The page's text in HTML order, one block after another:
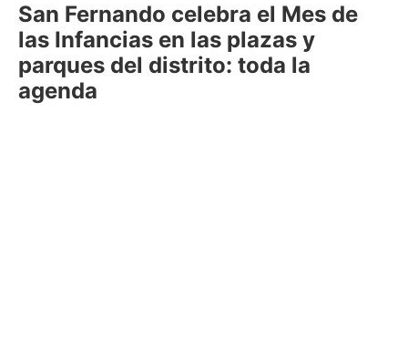
San Fernando celebra el Mes de
las Infancias en las plazas y
parques del distrito: toda la
agenda